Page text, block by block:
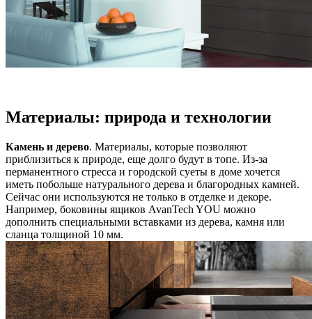
Материалы: природа и технологии
Камень и дерево. Материалы, которые позволяют
приблизиться к природе, еще долго будут в топе. Из-за
перманентного стресса и городской суеты в доме хочется
иметь побольше натурального дерева и благородных камней.
Сейчас они используются не только в отделке и декоре.
Например, боковины ящиков AvanTech YOU можно
дополнить специальными вставками из дерева, камня или
сланца толщиной 10 мм.